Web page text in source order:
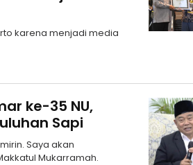
karena menjadi media
ke-35 NU,
Sapi
Saya akan
Mukarramah.